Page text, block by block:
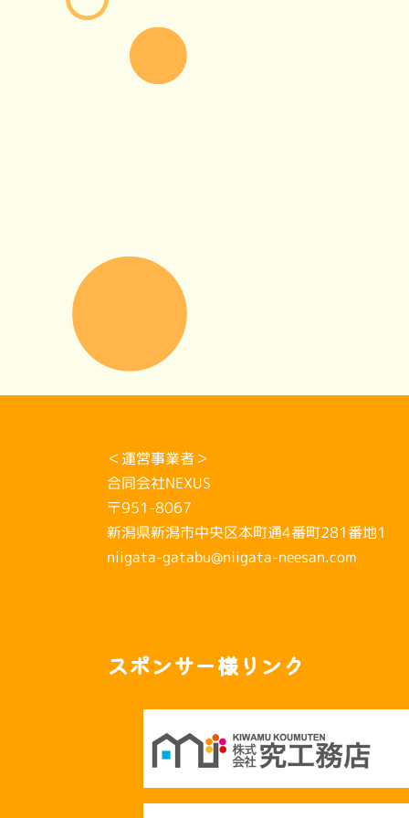
＜運営事業者＞
合同会社NEXUS
〒951-8067
新潟県新潟市中央区本町通4番町281番地1
niigata-gatabu@niigata-neesan.com
スポンサー様リンク